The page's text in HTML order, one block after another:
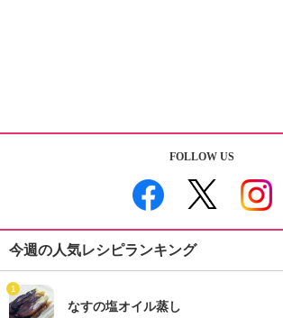
FOLLOW US
今週の人気レシピランキング
1
なすの塩オイル蒸し